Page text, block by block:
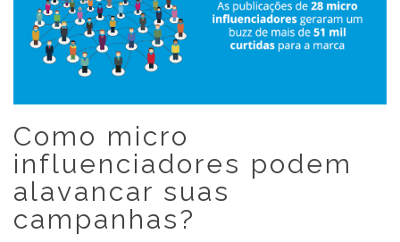
Como micro
influenciadores podem
alavancar suas
campanhas?